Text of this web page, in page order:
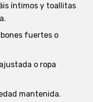
íntimos y toallitas
fuertes o
o ropa
mantenida.